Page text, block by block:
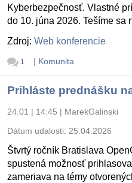
Kyberbezpečnosť. Vlastné
do 10. júna 2026. Tešíme sa
Zdroj: Web konferencie
1 | Komunita
Prihláste prednášku
24.01 | 14:45 | MarekGalinski
Dátum udalosti: 25.04.2026
Štvrtý ročník Bratislava
spustená možnosť
zameriava na témy